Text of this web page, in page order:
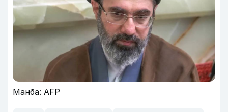
Манба: AFP